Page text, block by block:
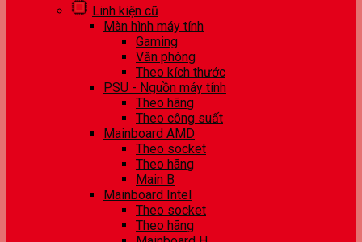
Linh kiện cũ
Màn hình máy tính
Gaming
Văn phòng
Theo kích thước
PSU - Nguồn máy tính
Theo hãng
Theo công suất
Mainboard AMD
Theo socket
Theo hãng
Main B
Mainboard Intel
Theo socket
Theo hãng